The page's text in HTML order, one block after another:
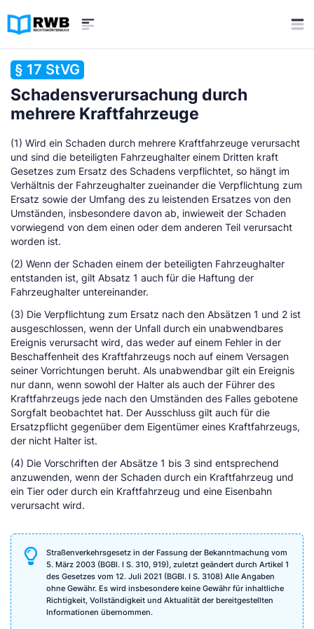
§ 17 StVG
Schadensverursachung durch
mehrere Kraftfahrzeuge
(1) Wird ein Schaden durch mehrere Kraftfahrzeuge verursacht
und sind die beteiligten Fahrzeughalter einem Dritten kraft
Gesetzes zum Ersatz des Schadens verpflichtet, so hängt im
Verhältnis der Fahrzeughalter zueinander die Verpflichtung zum
Ersatz sowie der Umfang des zu leistenden Ersatzes von den
Umständen, insbesondere davon ab, inwieweit der Schaden
vorwiegend von dem einen oder dem anderen Teil verursacht
worden ist.
(2) Wenn der Schaden einem der beteiligten Fahrzeughalter
entstanden ist, gilt Absatz 1 auch für die Haftung der
Fahrzeughalter untereinander.
(3) Die Verpflichtung zum Ersatz nach den Absätzen 1 und 2 ist
ausgeschlossen, wenn der Unfall durch ein unabwendbares
Ereignis verursacht wird, das weder auf einem Fehler in der
Beschaffenheit des Kraftfahrzeugs noch auf einem Versagen
seiner Vorrichtungen beruht. Als unabwendbar gilt ein Ereignis
nur dann, wenn sowohl der Halter als auch der Führer des
Kraftfahrzeugs jede nach den Umständen des Falles gebotene
Sorgfalt beobachtet hat. Der Ausschluss gilt auch für die
Ersatzpflicht gegenüber dem Eigentümer eines Kraftfahrzeugs,
der nicht Halter ist.
(4) Die Vorschriften der Absätze 1 bis 3 sind entsprechend
anzuwenden, wenn der Schaden durch ein Kraftfahrzeug und
ein Tier oder durch ein Kraftfahrzeug und eine Eisenbahn
verursacht wird.
Straßenverkehrsgesetz in der Fassung der Bekanntmachung vom
5. März 2003 (BGBl. I S. 310, 919), zuletzt geändert durch Artikel 1
des Gesetzes vom 12. Juli 2021 (BGBl. I S. 3108) Alle Angaben
ohne Gewähr. Es wird insbesondere keine Gewähr für inhaltliche
Richtigkeit, Vollständigkeit und Aktualität der bereitgestellten
Informationen übernommen.